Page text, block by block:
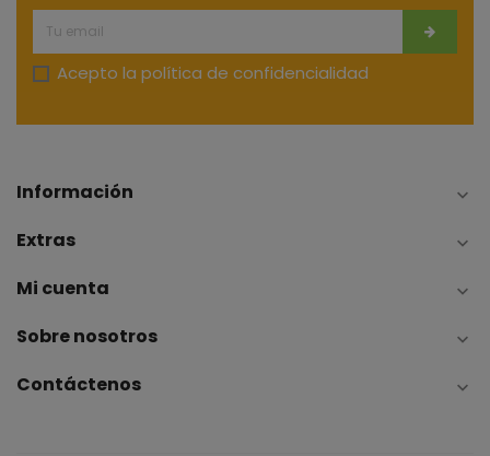
Acepto la política de confidencialidad
Información 
Extras 
Mi cuenta 
Sobre nosotros 
Contáctenos 